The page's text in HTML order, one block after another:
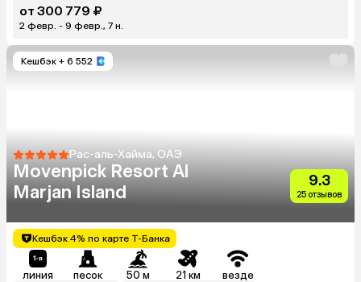
от 300 779 ₽
2 февр. - 9 февр., 7 н.
Кешбэк + 6 552
Рас-аль-Хайма, ОАЭ
Movenpick Resort Al
Marjan Island
9.3
25 отзывов
Кешбэк 4% по карте Т-Банка
линия песок 50 м 21 км везде